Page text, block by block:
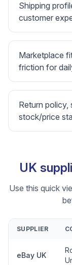
Shipping
customer
Marketplace
friction for
Return policy,
stock/price
UK
Use this quick
SUPPLIER
eBay UK